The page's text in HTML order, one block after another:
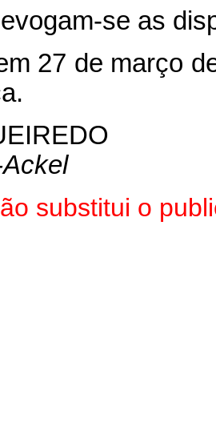
se as
27 de março
substitui o